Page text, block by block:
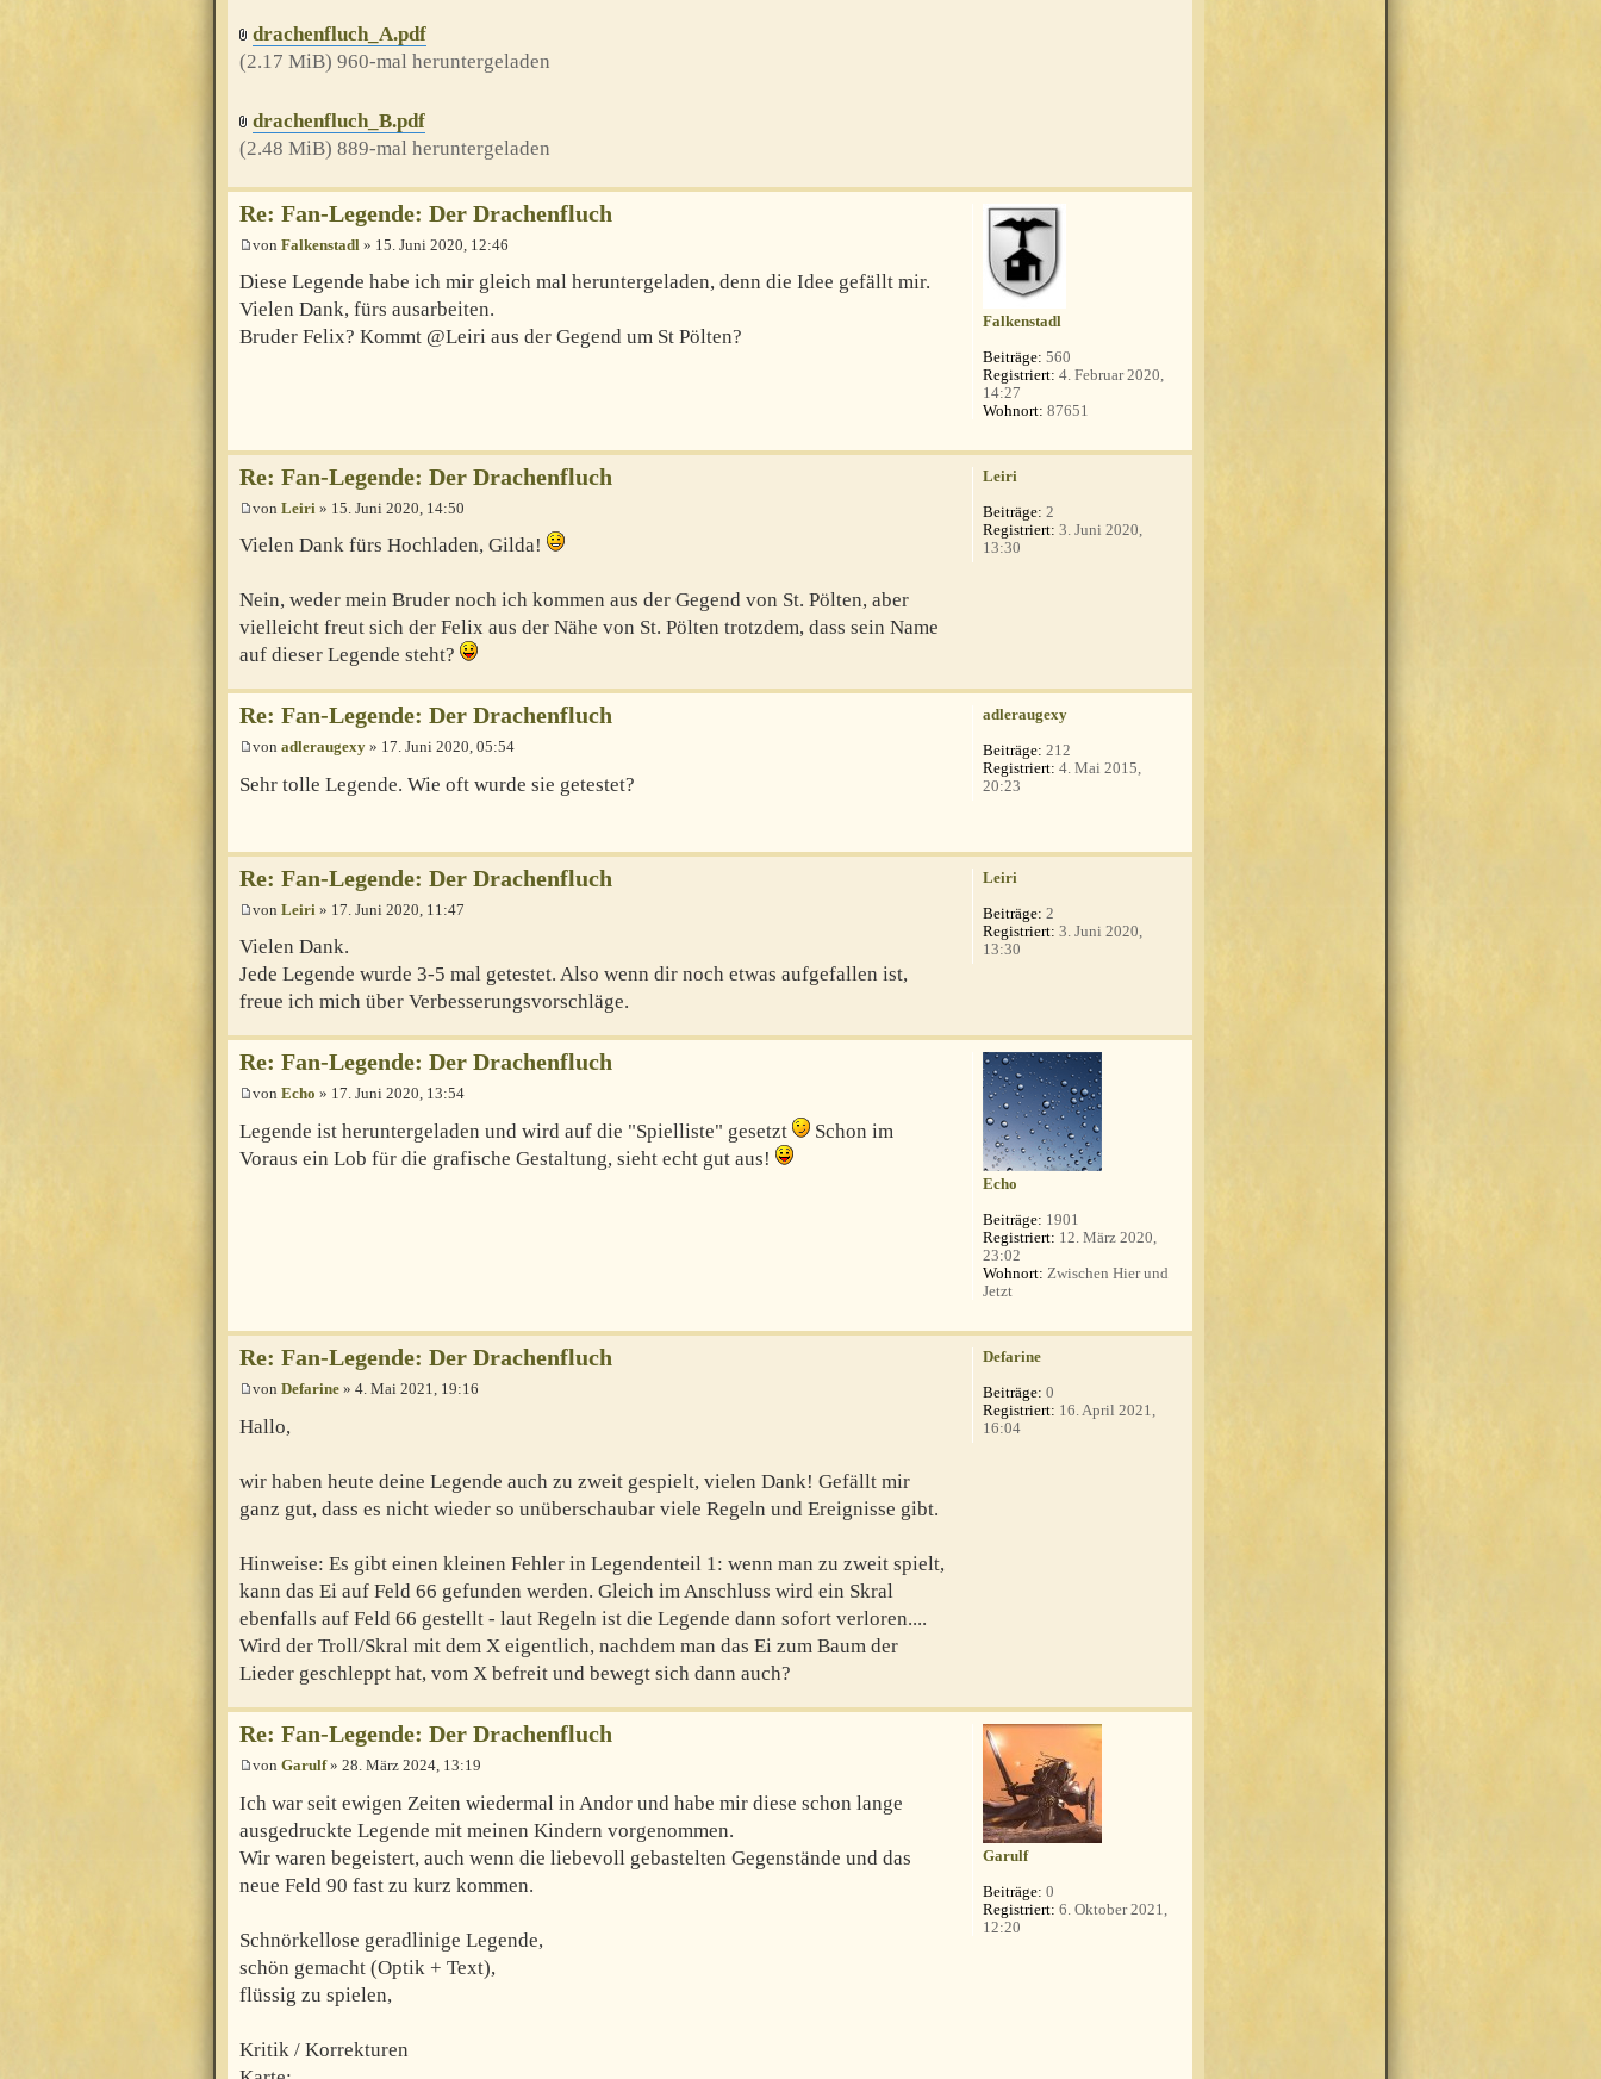
drachenfluch_A.pdf
(2.17 MiB) 960-mal heruntergeladen
drachenfluch_B.pdf
(2.48 MiB) 889-mal heruntergeladen
Re: Fan-Legende: Der Drachenfluch
von Falkenstadl » 15. Juni 2020, 12:46
Diese Legende habe ich mir gleich mal heruntergeladen, denn die Idee gefällt mir.
Vielen Dank, fürs ausarbeiten.
Bruder Felix? Kommt @Leiri aus der Gegend um St Pölten?
Falkenstadl
Beiträge: 560
Registriert: 4. Februar 2020,
14:27
Wohnort: 87651
Re: Fan-Legende: Der Drachenfluch
von Leiri » 15. Juni 2020, 14:50
Vielen Dank fürs Hochladen, Gilda!
Nein, weder mein Bruder noch ich kommen aus der Gegend von St. Pölten, aber
vielleicht freut sich der Felix aus der Nähe von St. Pölten trotzdem, dass sein Name
auf dieser Legende steht?
Leiri
Beiträge: 2
Registriert: 3. Juni 2020,
13:30
Re: Fan-Legende: Der Drachenfluch
von adleraugexy » 17. Juni 2020, 05:54
Sehr tolle Legende. Wie oft wurde sie getestet?
adleraugexy
Beiträge: 212
Registriert: 4. Mai 2015,
20:23
Re: Fan-Legende: Der Drachenfluch
von Leiri » 17. Juni 2020, 11:47
Vielen Dank.
Jede Legende wurde 3-5 mal getestet. Also wenn dir noch etwas aufgefallen ist,
freue ich mich über Verbesserungsvorschläge.
Leiri
Beiträge: 2
Registriert: 3. Juni 2020,
13:30
Re: Fan-Legende: Der Drachenfluch
von Echo » 17. Juni 2020, 13:54
Legende ist heruntergeladen und wird auf die "Spielliste" gesetzt
Schon im
Voraus ein Lob für die grafische Gestaltung, sieht echt gut aus!
Echo
Beiträge: 1901
Registriert: 12. März 2020,
23:02
Wohnort: Zwischen Hier und
Jetzt
Re: Fan-Legende: Der Drachenfluch
von Defarine » 4. Mai 2021, 19:16
Hallo,
wir haben heute deine Legende auch zu zweit gespielt, vielen Dank! Gefällt mir
ganz gut, dass es nicht wieder so unüberschaubar viele Regeln und Ereignisse gibt.
Hinweise: Es gibt einen kleinen Fehler in Legendenteil 1: wenn man zu zweit spielt,
kann das Ei auf Feld 66 gefunden werden. Gleich im Anschluss wird ein Skral
ebenfalls auf Feld 66 gestellt - laut Regeln ist die Legende dann sofort verloren....
Wird der Troll/Skral mit dem X eigentlich, nachdem man das Ei zum Baum der
Lieder geschleppt hat, vom X befreit und bewegt sich dann auch?
Defarine
Beiträge: 0
Registriert: 16. April 2021,
16:04
Re: Fan-Legende: Der Drachenfluch
von Garulf» 28. März 2024, 13:19
Ich war seit ewigen Zeiten wiedermal in Andor und habe mir diese schon lange
ausgedruckte Legende mit meinen Kindern vorgenommen.
Wir waren begeistert, auch wenn die liebevoll gebastelten Gegenstände und das
neue Feld 90 fast zu kurz kommen.
Schnörkellose geradlinige Legende,
schön gemacht (Optik + Text),
flüssig zu spielen,
Kritik / Korrekturen
Garulf
Beiträge: 0
Registriert: 6. Oktober 2021,
12:20